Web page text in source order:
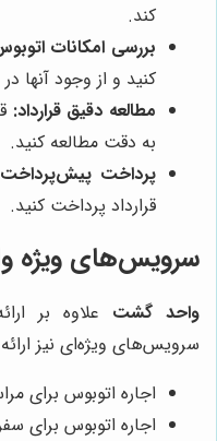
کند.
بررسی امکانات
کنید و از وجود آنها
مطالعه دقیق قرارداد:
به دقت مطالعه کنید.
پرداخت
قرارداد پرداخت کنید.
سرویس‌های ویژه
واحد گشت علاوه بر
سرویس‌های ویژه‌ای نیز
اجاره اتوبوس برای
اجاره اتوبوس برای